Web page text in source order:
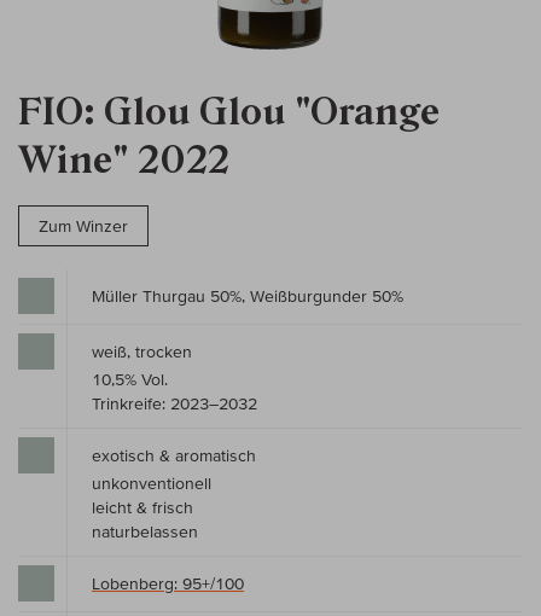
FIO: Glou Glou "Orange
Wine" 2022
Zum Winzer
Müller Thurgau 50%, Weißburgunder 50%
weiß, trocken
10,5% Vol.
Trinkreife: 2023–2032
exotisch & aromatisch
unkonventionell
leicht & frisch
naturbelassen
Lobenberg: 95+/100